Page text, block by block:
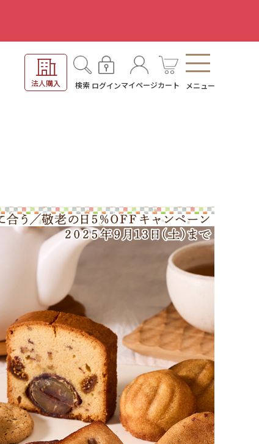
法人購入 検索 ログインマイページカート メニュー